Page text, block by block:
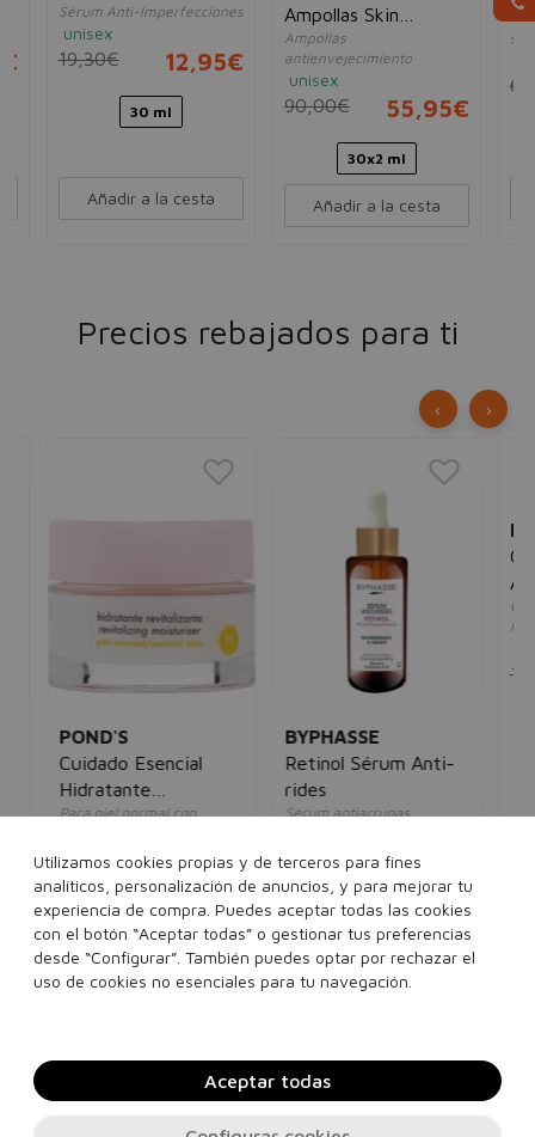
Sérum Anti-Imperfecciones
unisex
19,30€ 12,95€
30 ml
Añadir a la cesta
Ampollas Skin
Complex Advanced
Ampollas
antienvejecimiento
unisex
90,00€ 55,95€
30x2 ml
Añadir a la cesta
Precios rebajados para ti
POND'S
Cuidado Esencial
Hidratante
Revitalizadora H
Para piel normal con
7,00€ 4,95€
50 ml
Añadir a la cesta
BYPHASSE
Retinol Sérum Anti-
rides
Sérum antiarrugas
7,00€ 4,95€
50 ml
Añadir a la cesta
‹ ›
Utilizamos cookies propias y de terceros para fines
analíticos, personalización de anuncios, y para mejorar tu
experiencia de compra. Puedes aceptar todas las cookies
con el botón “Aceptar todas” o gestionar tus preferencias
desde “Configurar”. También puedes optar por rechazar el
uso de cookies no esenciales para tu navegación.
Aceptar todas